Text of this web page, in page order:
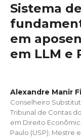
Sistema
em
em LLM e
Alexandre Manir
Conselheiro
Tribunal de Contas
em Direito
Paulo (USP); Mestre